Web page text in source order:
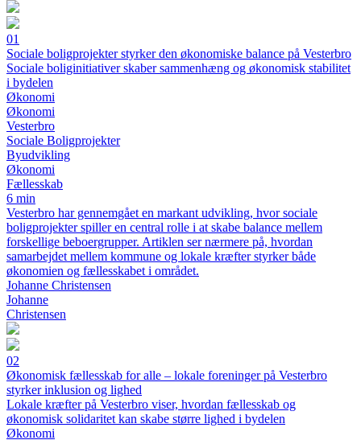
01
Sociale boligprojekter styrker den økonomiske balance på Vesterbro
Sociale boliginitiativer skaber sammenhæng og økonomisk stabilitet
i bydelen
Økonomi
Økonomi
Vesterbro
Sociale Boligprojekter
Byudvikling
Økonomi
Fællesskab
6 min
Vesterbro har gennemgået en markant udvikling, hvor sociale
boligprojekter spiller en central rolle i at skabe balance mellem
forskellige beboergrupper. Artiklen ser nærmere på, hvordan
samarbejdet mellem kommune og lokale kræfter styrker både
økonomien og fællesskabet i området.
Johanne Christensen
Johanne
Christensen
02
Økonomisk fællesskab for alle – lokale foreninger på Vesterbro
styrker inklusion og lighed
Lokale kræfter på Vesterbro viser, hvordan fællesskab og
økonomisk solidaritet kan skabe større lighed i bydelen
Økonomi